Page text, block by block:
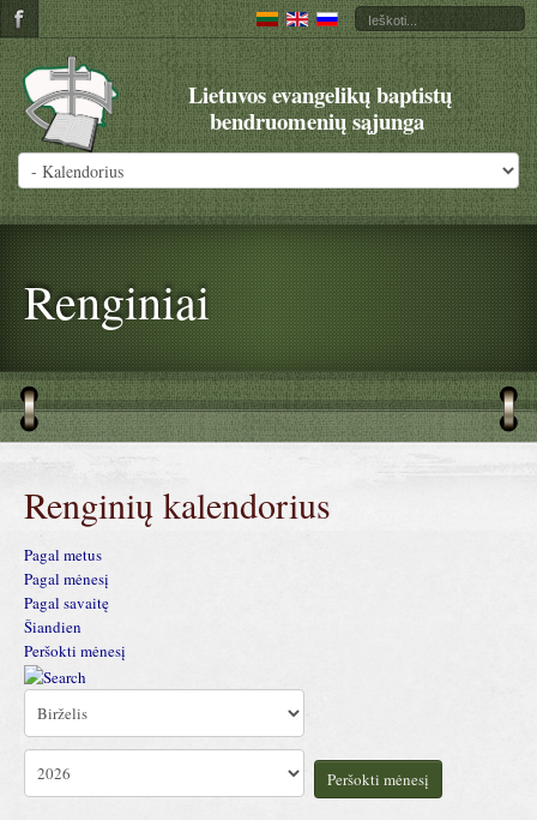
Lietuvos evangelikų baptistų
bendruomenių sąjunga
Renginiai
Renginių kalendorius
Pagal metus
Pagal mėnesį
Pagal savaitę
Šiandien
Peršokti mėnesį
Peršokti mėnesį